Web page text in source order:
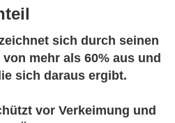
sich durch seinen
mehr als 60% aus und
sich daraus ergibt.
vor Verkeimung und